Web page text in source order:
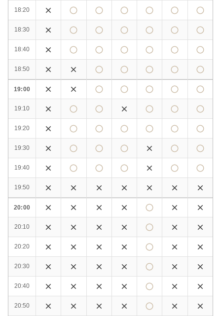
18:20
18:30
18:40
18:50
19:00
19:10
19:20
19:30
19:40
19:50
20:00
20:10
20:20
20:30
20:40
20:50